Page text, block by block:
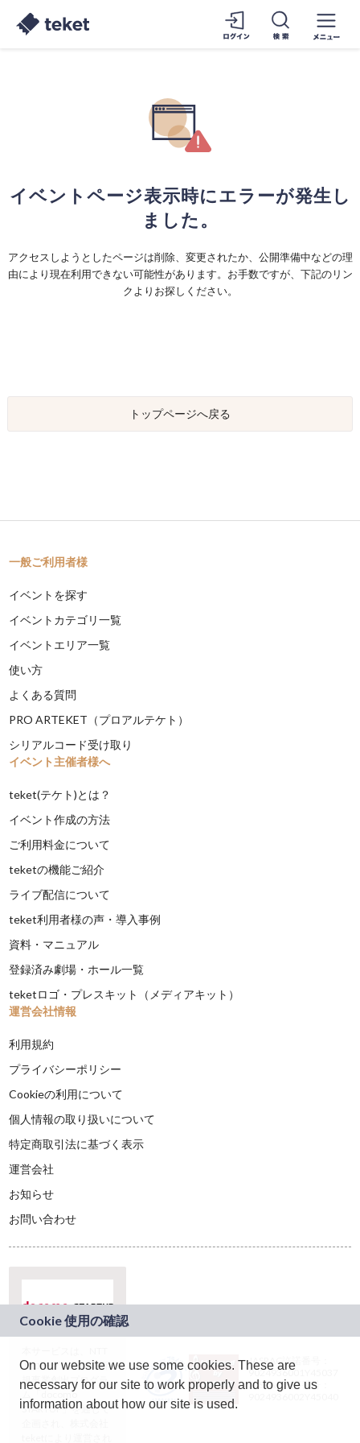
イベントページ表示時にエラーが発生し
ました。
アクセスしようとしたページは削除、変更されたか、公開準備中などの理
由により現在利用できない可能性があります。お手数ですが、下記のリン
クよりお探しください。
トップページへ戻る
一般ご利用者様
イベントを探す
イベントカテゴリ一覧
イベントエリア一覧
使い方
よくある質問
PRO ARTEKET（プロアルテケト）
シリアルコード受け取り
イベント主催者様へ
teket(テケト)とは？
イベント作成の方法
ご利用料金について
teketの機能ご紹介
ライブ配信について
teket利用者様の声・導入事例
資料・マニュアル
登録済み劇場・ホール一覧
teketロゴ・プレスキット（メディアキット）
運営会社情報
利用規約
プライバシーポリシー
Cookieの利用について
個人情報の取り扱いについて
特定商取引法に基づく表示
運営会社
お知らせ
お問い合わせ
ドコモグループの新
規事業創出プログラ
ム「docomo
STARTUP」を通じて
JASRAC許諾番号：
9024936001Y45037
JASRAC許諾番号：
On our website we use some cookies. These are
necessary for our site to work properly and to give us
information about how our site is used.